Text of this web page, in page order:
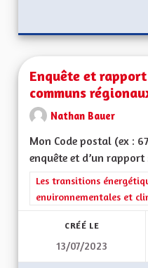
Enquête et
communs
Nathan Bauer
Mon Code postal (ex :
enquête et d’un
Filtrer les résultats de la
Les transitions
environnementales et
CRÉÉ LE
13/07/2023